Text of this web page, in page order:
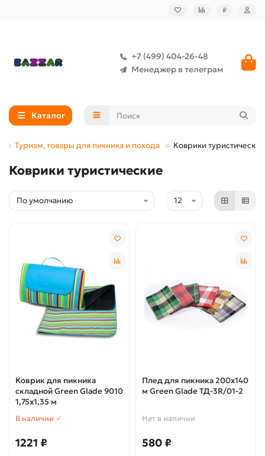
₽
+7 (499) 404-26-48
Менеджер в телеграм
Каталог
Туризм, товары для пикника и похода Коврики туристические
Коврики туристические
Коврик для пикника
складной Green Glade 9010
1,75х1,35 м
В наличии ✓
1221 ₽
Плед для пикника 200х140
м Green Glade ТД-3R/01-2
Нет в наличии
580 ₽